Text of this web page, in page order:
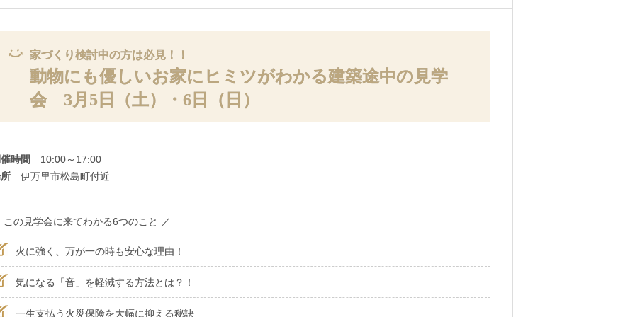
家づくり検討中の方は必見！！
動物にも優しいお家にヒミツがわかる建築途中の見学
会 3月5日（土）・6日（日）
時間
10:00～17:00
伊万里市松島町付近
この見学会に来てわかる6つのこと ／
火に強く、万が一の時も安心な理由！
気になる「音」を軽減する方法とは？！
一生支払う火災保険を大幅に抑える秘訣